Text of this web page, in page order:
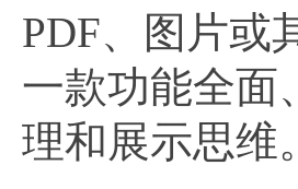
PDF、图片或
一款功能全面
理和展示思维。